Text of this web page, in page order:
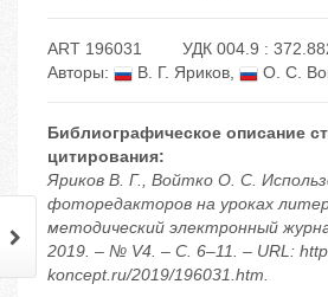
ART 196031
УДК 004.9 :
Авторы:
В. Г. Яриков, О. С.
Библиографическое описание
цитирования:
Яриков В. Г., Войтко О. С.
фоторедакторов на уроках
методический электронный
2019. – № V4. – С. 6–11. – URL:
koncept.ru/2019/196031.htm.